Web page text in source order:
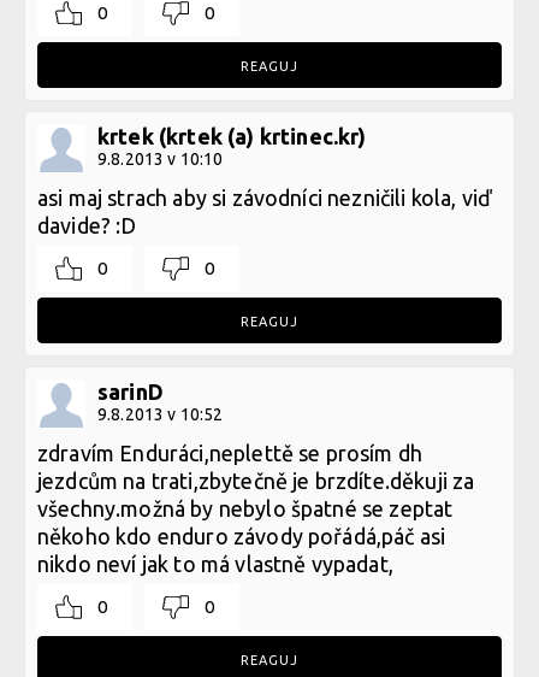
0 0
REAGUJ
krtek (krtek (a) krtinec.kr)
9.8.2013 v 10:10
asi maj strach aby si závodníci nezničili kola, viď
davide? :D
0 0
REAGUJ
sarinD
9.8.2013 v 10:52
zdravím Enduráci,neplettě se prosím dh
jezdcům na trati,zbytečně je brzdíte.děkuji za
všechny.možná by nebylo špatné se zeptat
někoho kdo enduro závody pořádá,páč asi
nikdo neví jak to má vlastně vypadat,
0 0
REAGUJ